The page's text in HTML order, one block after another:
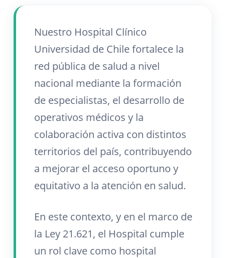
Nuestro Hospital Clínico
Universidad de Chile fortalece la
red pública de salud a nivel
nacional mediante la formación
de especialistas, el desarrollo de
operativos médicos y la
colaboración activa con distintos
territorios del país, contribuyendo
a mejorar el acceso oportuno y
equitativo a la atención en salud.
En este contexto, y en el marco de
la Ley 21.621, el Hospital cumple
un rol clave como hospital